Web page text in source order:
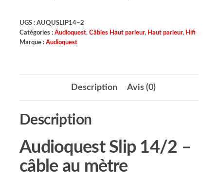
UGS : AUQUSLIP14−2
Catégories : Audioquest, Câbles Haut parleur, Haut parleur, Hifi
Marque : Audioquest
Description Avis (0)
Description
Audioquest Slip 14/2 –
câble au mètre